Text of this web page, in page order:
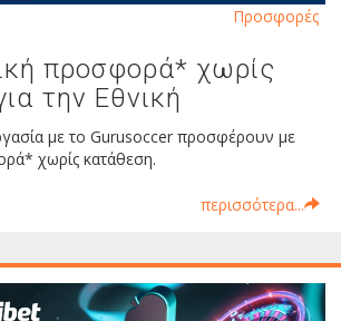
προσφορά* χωρίς
την Εθνική
με το Gurusoccer προσφέρουν με
χωρίς κατάθεση.
περισσότερα...
Προσφορές